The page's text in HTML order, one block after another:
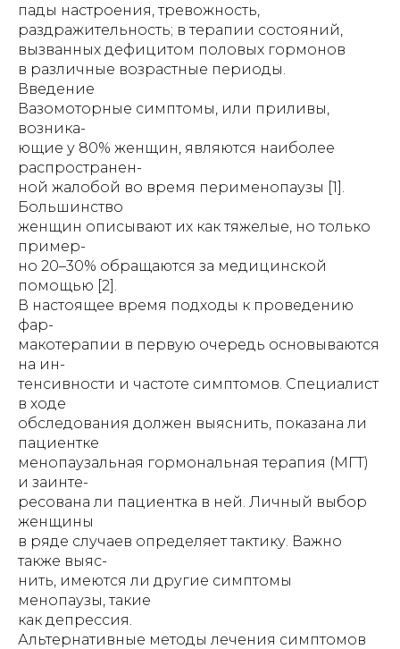
пады настроения, тревожность,
раздражительность; в терапии состояний,
вызванных дефицитом половых гормонов
в различные возрастные периоды.
Введение
Вазомоторные симптомы, или приливы,
возника-
ющие у 80% женщин, являются наиболее
распространен-
ной жалобой во время перименопаузы [1].
Большинство
женщин описывают их как тяжелые, но только
пример-
но 20–30% обращаются за медицинской
помощью [2].
В настоящее время подходы к проведению
фар-
макотерапии в первую очередь основываются
на ин-
тенсивности и частоте симптомов. Специалист
в ходе
обследования должен выяснить, показана ли
пациентке
менопаузальная гормональная терапия (МГТ)
и заинте-
ресована ли пациентка в ней. Личный выбор
женщины
в ряде случаев определяет тактику. Важно
также выяс-
нить, имеются ли другие симптомы
менопаузы, такие
как депрессия.
Альтернативные методы лечения симптомов